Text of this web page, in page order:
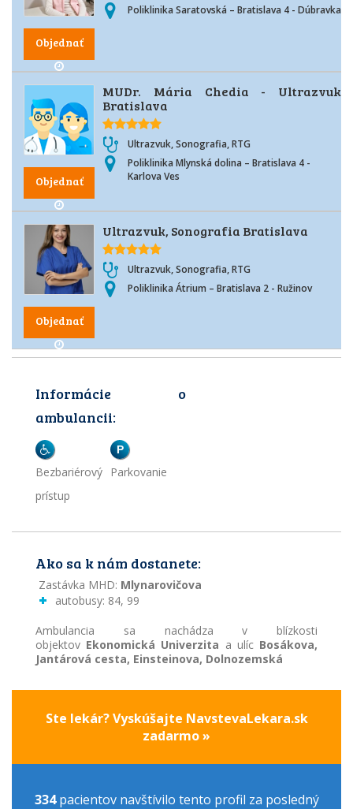
Objednať
Poliklinika Saratovská – Bratislava 4 - Dúbravka
Objednať
MUDr. Mária Chedia - Ultrazvuk
Bratislava
Ultrazvuk, Sonografia, RTG
Poliklinika Mlynská dolina – Bratislava 4 -
Karlova Ves
Objednať
Ultrazvuk, Sonografia Bratislava
Ultrazvuk, Sonografia, RTG
Poliklinika Átrium – Bratislava 2 - Ružinov
Informácie o
ambulancii:
Bezbariérový
prístup
P
Parkovanie
Ako sa k nám dostanete:
Zastávka MHD: Mlynarovičova
autobusy: 84, 99
Ambulancia sa nachádza v blízkosti
objektov Ekonomická Univerzita a ulíc Bosákova,
Jantárová cesta, Einsteinova, Dolnozemská
Ste lekár? Vyskúšajte NavstevaLekara.sk
zadarmo »
334pacientov navštívilo tento profil za posledný